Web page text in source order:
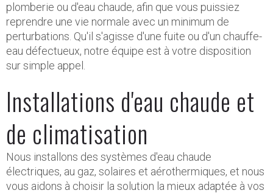
plomberie ou d'eau chaude, afin que vous puissiez
reprendre une vie normale avec un minimum de
perturbations. Qu'il s'agisse d'une fuite ou d'un chauffe-
eau défectueux, notre équipe est à votre disposition
sur simple appel.
Installations d'eau chaude et
de climatisation
Nous installons des systèmes d'eau chaude
électriques, au gaz, solaires et aérothermiques, et nous
vous aidons à choisir la solution la mieux adaptée à vos